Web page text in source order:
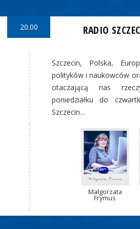
20:00 RADIO
Szczecin, Polska,
polityków i naukowców
otaczającą nas
poniedziałku do
Szczecin…
Małgorzata
Frymus